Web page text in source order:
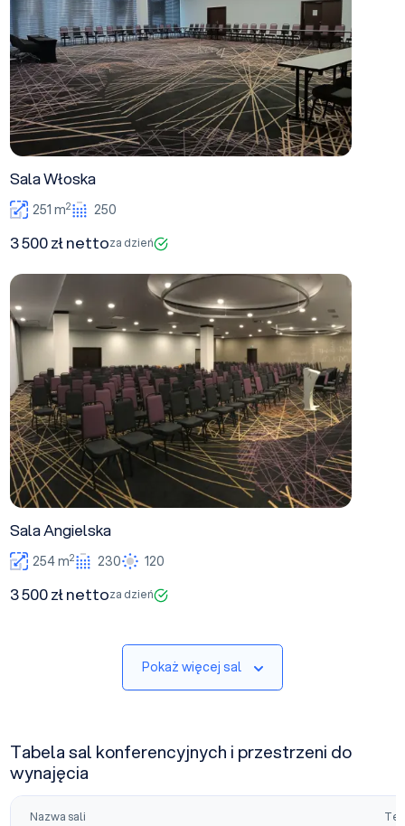
Sala Włoska
251 m2 250
3 500 zł nettoza dzień
Sala Angielska
Sala Angielska
254 m2 230 120
3 500 zł nettoza dzień
Pokaż więcej sal
Tabela sal konferencyjnych i przestrzeni do
wynajęcia
Nazwa sali